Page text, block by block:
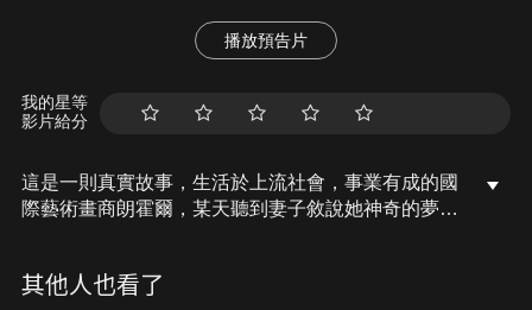
播放預告片
我的星等
影片給分
這是一則真實故事，生活於上流社會，事業有成的國
際藝術畫商朗霍爾，某天聽到妻子敘說她神奇的夢，
其他人也看了